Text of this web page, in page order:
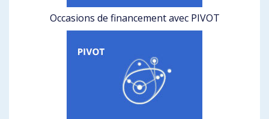
Occasions de financement avec PIVOT